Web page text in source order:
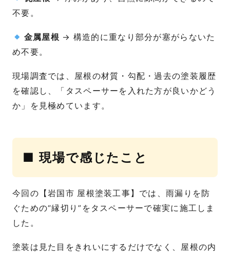
不要。
金属屋根 → 構造的に重なり部分が塞がらないた
め不要。
現場調査では、屋根の材質・勾配・過去の塗装履歴
を確認し、「タスペーサーを入れた方が良いかどう
か」を見極めています。
■ 現場で感じたこと
今回の【岩国市 屋根塗装工事】では、雨漏りを防
ぐための“縁切り”をタスペーサーで確実に施工しま
した。
塗装は見た目をきれいにするだけでなく、屋根の内